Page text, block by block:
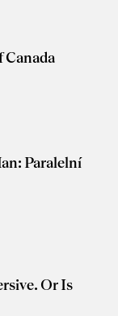
Canada
Paralelní
Or Is